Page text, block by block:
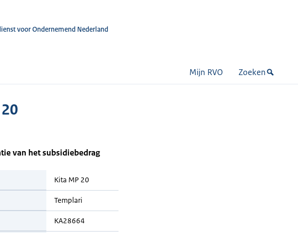
voor Ondernemend Nederland
Mijn RVO Zoeken
van het subsidiebedrag
Kita MP 20
Templari
KA28664